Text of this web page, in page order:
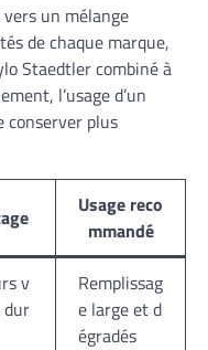
un mélange
de chaque marque,
Staedtler combiné à
l’usage d’un
plus
Usage reco
mmandé
v
dur
Remplissag
e large et d
égradés